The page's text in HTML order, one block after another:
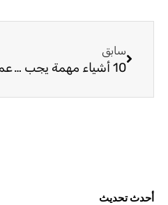
سابق
10 أشياء مهمة يجب معرفتها حول نسيج خيمة ripstop: الأشياء التي تحميك
أحدث تحديث